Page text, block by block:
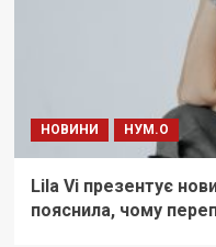
НОВИНИ НУМ.О
Lila Vi презентує
пояснила, чому